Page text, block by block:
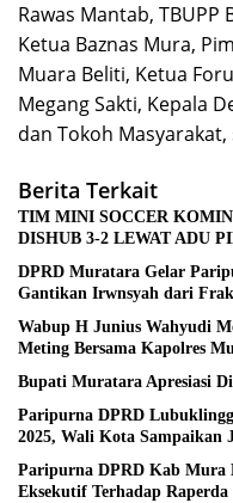
Rawas Mantab, TBUPP
Ketua Baznas Mura,
Muara Beliti, Ketua
Megang Sakti, Kepala
dan Tokoh
Berita Terkait
TIM MINI SOCCER
DISHUB 3-2 LEWAT ADU
DPRD Muratara Gelar
Gantikan Irwnsyah dari
Wabup H Junius Wahyudi
Meting Bersama Kapolres
Bupati Muratara Apresiasi
Paripurna DPRD
2025, Wali Kota Sampaikan
Paripurna DPRD Kab Mura
Eksekutif Terhadap